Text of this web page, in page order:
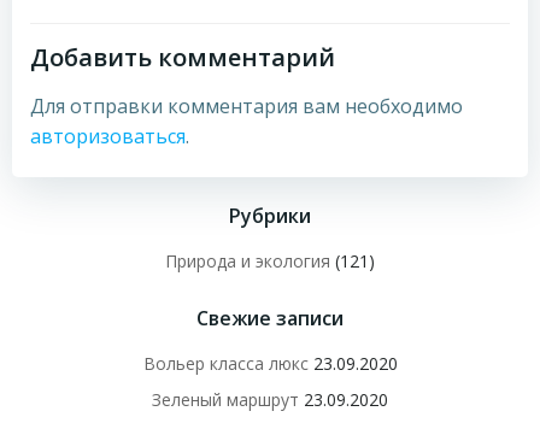
Добавить комментарий
Для отправки комментария вам необходимо
авторизоваться.
Рубрики
Природа и экология (121)
Свежие записи
Вольер класса люкс 23.09.2020
Зеленый маршрут 23.09.2020